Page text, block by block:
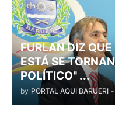
FURLAN DIZ
ESTÁ SE
POLÍTICO" ...
by PORTAL AQUI BARUERI -